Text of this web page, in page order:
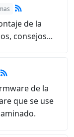
de la
consejos...
de la
que se use